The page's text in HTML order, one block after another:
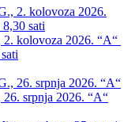
kolovoza 2026. “A“
srpnja 2026. “A“